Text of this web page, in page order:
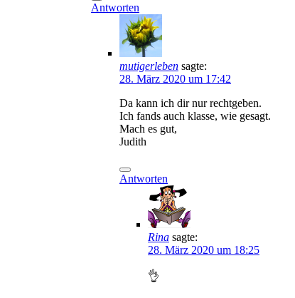
Antworten
mutigerleben sagte:
28. März 2020 um 17:42
Da kann ich dir nur rechtgeben.
Ich fands auch klasse, wie gesagt.
Mach es gut,
Judith
Antworten
Rina sagte:
28. März 2020 um 18:25
👌